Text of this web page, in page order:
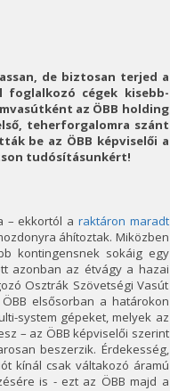
de biztosan terjed a
foglalkozó cégek kisebb-
az ÖBB holding
teherforgalomra szánt
be az ÖBB képviselői a
tudósításunkért!
– ekkortól a raktáron maradt
áhítoztak. Miközben
kontingensnek sokáig egy
azonban az étvágy a hazai
Osztrák Szövetségi Vasút
elsősorban a határokon
system gépeket, melyek az
– az ÖBB képviselői szerint
beszerzik. Érdekesség,
kínál csak váltakozó áramú
is - ezt az ÖBB majd a